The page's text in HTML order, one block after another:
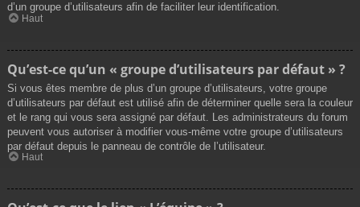
d’un groupe d’utilisateurs afin de faciliter leur identification.
Haut
Qu’est-ce qu’un « groupe d’utilisateurs par défaut » ?
Si vous êtes membre de plus d’un groupe d’utilisateurs, votre groupe
d’utilisateurs par défaut est utilisé afin de déterminer quelle sera la couleur
et le rang qui vous sera assigné par défaut. Les administrateurs du forum
peuvent vous autoriser à modifier vous-même votre groupe d’utilisateurs
par défaut depuis le panneau de contrôle de l’utilisateur.
Haut